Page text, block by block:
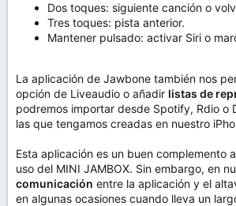
Dos toques: siguiente canción o
Tres toques: pista anterior.
Mantener pulsado: activar Siri o
La aplicación de Jawbone también nos
opción de Liveaudio o añadir listas de
podremos importar desde Spotify, Rdio o
las que tengamos creadas en nuestro
Esta aplicación es un buen complemento
uso del MINI JAMBOX. Sin embargo, en
comunicación entre la aplicación y el
en algunas ocasiones cuando lleva un